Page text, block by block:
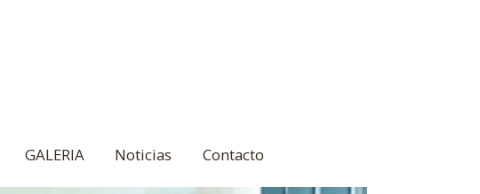
GALERIA Noticias Contacto